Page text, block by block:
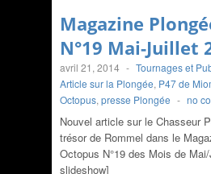
Magazine
N°19 Mai-Juillet
avril 21, 2014 - Tournages et
Article sur la Plongée, P47 de
Octopus, presse Plongée - no
Nouvel article sur le Chasseur
trésor de Rommel dans le
Octopus N°19 des Mois de
slideshow]